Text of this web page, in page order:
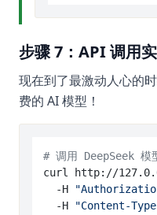
步骤 7：API 调用
现在到了最激动人心的
费的 AI 模型！
# 调用 DeepSeek 模
curl http://
  -H
"Authorization:
  -H
"Content-